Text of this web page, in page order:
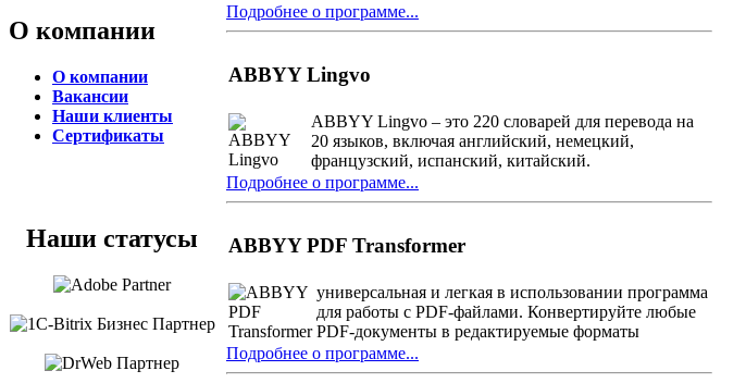
О компании
О компании
Вакансии
Наши клиенты
Сертификаты
Наши статусы
Подробнее о программе...
ABBYY Lingvo
ABBYY Lingvo – это 220 словарей для перевода на
20 языков, включая английский, немецкий,
французский, испанский, китайский.
Подробнее о программе...
ABBYY PDF Transformer
универсальная и легкая в использовании программа
для работы с PDF-файлами. Конвертируйте любые
PDF-документы в редактируемые форматы
Подробнее о программе...